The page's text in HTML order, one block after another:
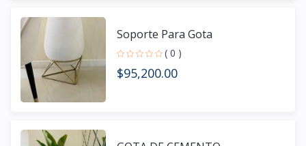
Soporte Para Gota
( 0 )
$95,200.00